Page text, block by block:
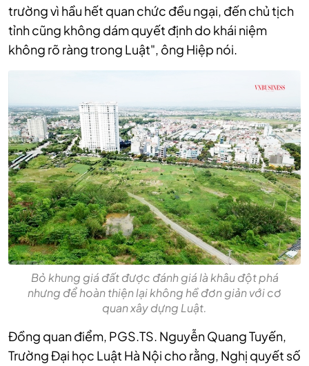
trường vì hầu hết quan chức đều ngại, đến chủ tịch
tỉnh cũng không dám quyết định do khái niệm
không rõ ràng trong Luật", ông Hiệp nói.
Bỏ khung giá đất được đánh giá là khâu đột phá
nhưng để hoàn thiện lại không hề đơn giản với cơ
quan xây dựng Luật.
Đồng quan điểm, PGS.TS. Nguyễn Quang Tuyến,
Trường Đại học Luật Hà Nội cho rằng, Nghị quyết số